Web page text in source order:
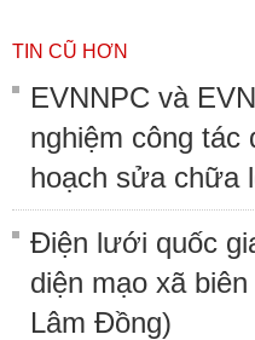
TIN CŨ HƠN
EVNNPC và
nghiệm công tác
hoạch sửa chữa
Điện lưới quốc
diện mạo xã
Lâm Đồng)